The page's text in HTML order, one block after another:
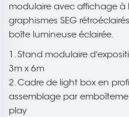
modulaire avec affichage à
graphismes SEG
boîte lumineuse éclairée.
1. Stand modulaire
3m x 6m
2. Cadre de light box en
assemblage par
play